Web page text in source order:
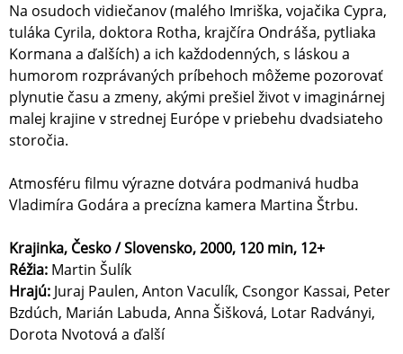
Na osudoch vidiečanov (malého Imriška, vojačika Cypra,
tuláka Cyrila, doktora Rotha, krajčíra Ondráša, pytliaka
Kormana a ďalších) a ich každodenných, s láskou a
humorom rozprávaných príbehoch môžeme pozorovať
plynutie času a zmeny, akými prešiel život v imaginárnej
malej krajine v strednej Európe v priebehu dvadsiateho
storočia.
Atmosféru filmu výrazne dotvára podmanivá hudba
Vladimíra Godára a precízna kamera Martina Štrbu.
Krajinka, Česko / Slovensko, 2000, 120 min, 12+
Réžia: Martin Šulík
Hrajú: Juraj Paulen, Anton Vaculík, Csongor Kassai, Peter
Bzdúch, Marián Labuda, Anna Šišková, Lotar Radványi,
Dorota Nvotová a ďalší